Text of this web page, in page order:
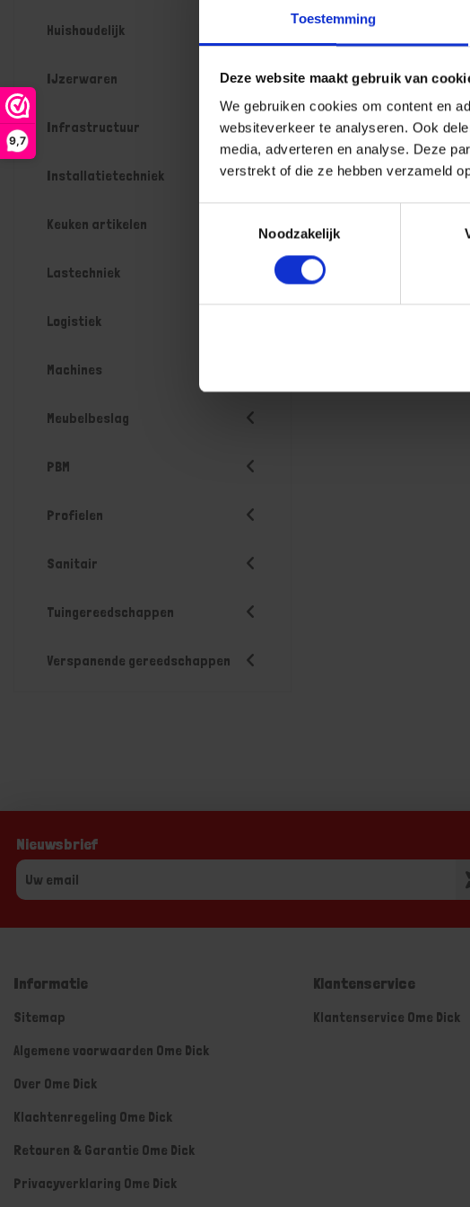
Toestemming
Deze website maakt gebruik van
We gebruiken cookies om content en
websiteverkeer te analyseren. Ook
media, adverteren en analyse. Deze
verstrekt of die ze hebben verzameld
Noodzakelijk
9,7
Huishoudelijk
IJzerwaren
Infrastructuur
Installatietechniek
Keuken artikelen
Lastechniek
Logistiek
Machines
Meubelbeslag
PBM
Profielen
Sanitair
Tuingereedschappen
Verspanende gereedschappen
Nieuwsbrief
Informatie
Sitemap
Algemene voorwaarden Ome Dick
Over Ome Dick
Klachtenregeling Ome Dick
Retouren & Garantie Ome Dick
Privacyverklaring Ome Dick
Klantenservice
Klantenservice Ome Dick